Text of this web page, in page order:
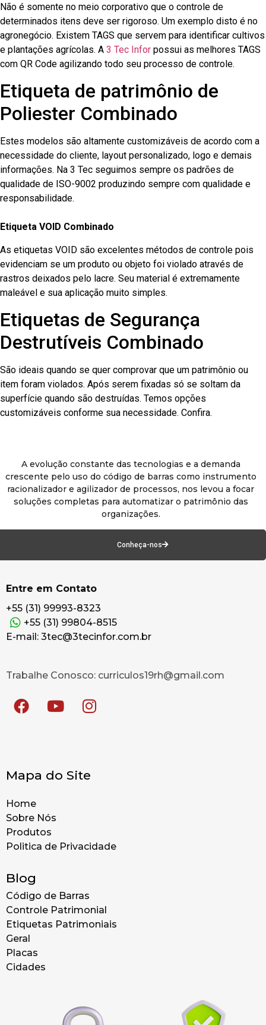
Não é somente no meio corporativo que o controle de
determinados itens deve ser rigoroso. Um exemplo disto é no
agronegócio. Existem TAGS que servem para identificar cultivos
e plantações agrícolas. A 3 Tec Infor possui as melhores TAGS
com QR Code agilizando todo seu processo de controle.
Etiqueta de patrimônio de
Poliester Combinado
Estes modelos são altamente customizáveis de acordo com a
necessidade do cliente, layout personalizado, logo e demais
informações. Na 3 Tec seguimos sempre os padrões de
qualidade de ISO-9002 produzindo sempre com qualidade e
responsabilidade.
Etiqueta VOID Combinado
As etiquetas VOID são excelentes métodos de controle pois
evidenciam se um produto ou objeto foi violado através de
rastros deixados pelo lacre. Seu material é extremamente
maleável e sua aplicação muito simples.
Etiquetas de Segurança
Destrutíveis Combinado
São ideais quando se quer comprovar que um patrimônio ou
item foram violados. Após serem fixadas só se soltam da
superfície quando são destruídas. Temos opções
customizáveis conforme sua necessidade. Confira.
A evolução constante das tecnologias e a demanda
crescente pelo uso do código de barras como instrumento
racionalizador e agilizador de processos, nos levou a focar
soluções completas para automatizar o patrimônio das
organizações.
Conheça-nos
Entre em Contato
+55 (31) 99993-8323
+55 (31) 99804-8515
E-mail: 3tec@3tecinfor.com.br
Trabalhe Conosco: curriculos19rh@gmail.com
Mapa do Site
Home
Sobre Nós
Produtos
Politica de Privacidade
Blog
Código de Barras
Controle Patrimonial
Etiquetas Patrimoniais
Geral
Placas
Cidades